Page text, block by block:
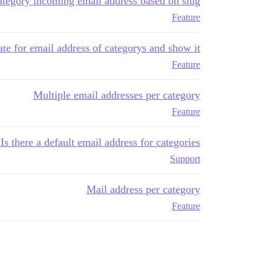
Feature
for email address of categorys and show it
Feature
Multiple email addresses per category
Feature
Is there a default email address for categories?
Support
Mail address per category
Feature